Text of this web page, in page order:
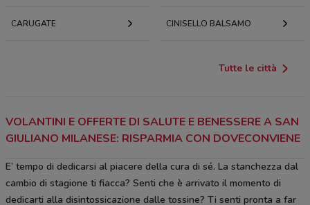
CARUGATE CINISELLO BALSAMO
Tutte le città
VOLANTINI E OFFERTE DI SALUTE E BENESSERE A SAN
GIULIANO MILANESE: RISPARMIA CON DOVECONVIENE
E’ tempo di dedicarsi al piacere della cura di sé. La stanchezza dal
cambio di stagione ti fiacca? Senti che è arrivato il momento di
dedicarti alla disintossicazione dalle tossine? Ti senti pronta a far